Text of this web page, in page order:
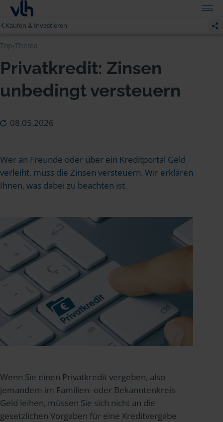
Kaufen & Investieren
Top-Thema
Privatkredit: Zinsen
unbedingt versteuern
08.05.2026
Wer an Freunde oder über ein Kreditportal Geld
verleiht, muss die Zinsen versteuern. Wir erklären
Ihnen, was dabei zu beachten ist.
Wenn Sie einen Privatkredit vergeben, also
jemandem im Familien- oder Bekanntenkreis
Geld leihen, müssen Sie sich nicht an die
gesetzlichen Vorgaben für eine Kreditvergabe